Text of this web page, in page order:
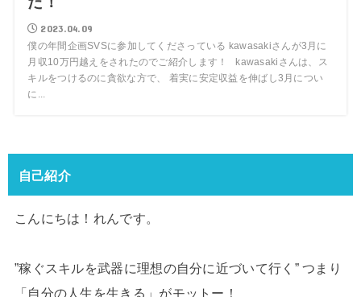
2023.04.09
僕の年間企画SVSに参加してくださっている kawasakiさんが3月に
月収10万円越えをされたのでご紹介します！ kawasakiさんは、ス
キルをつけるのに貪欲な方で、 着実に安定収益を伸ばし3月につい
に...
自己紹介
こんにちは！れんです。
”稼ぐスキルを武器に理想の自分に近づいて行く” つまり
「自分の人生を生きる」がモットー！